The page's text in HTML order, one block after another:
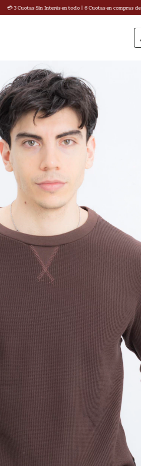
en todo | 6 Cuotas en compras desde $150.000.